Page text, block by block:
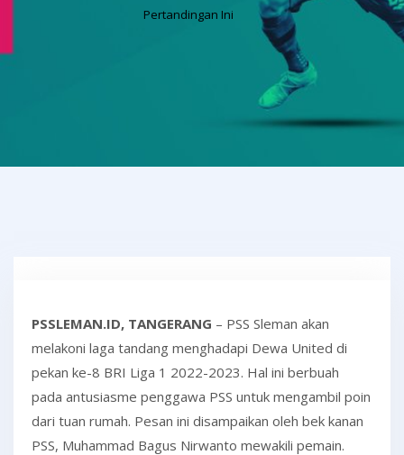
Pertandingan Ini
PSSLEMAN.ID, TANGERANG – PSS Sleman akan
melakoni laga tandang menghadapi Dewa United di
pekan ke-8 BRI Liga 1 2022-2023. Hal ini berbuah
pada antusiasme penggawa PSS untuk mengambil poin
dari tuan rumah. Pesan ini disampaikan oleh bek kanan
PSS, Muhammad Bagus Nirwanto mewakili pemain.